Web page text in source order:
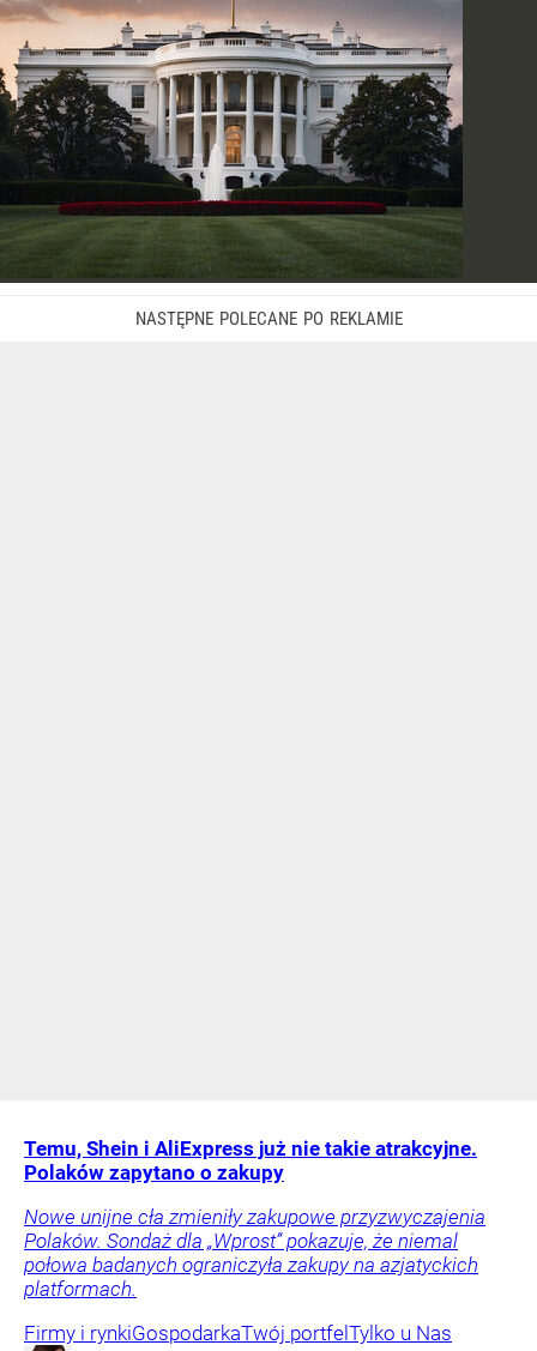
Temu, Shein i AliExpress już nie takie atrakcyjne.
Polaków zapytano o zakupy
Nowe unijne cła zmieniły zakupowe przyzwyczajenia
Polaków. Sondaż dla „Wprost” pokazuje, że niemal
połowa badanych ograniczyła zakupy na azjatyckich
platformach.
Firmy i rynkiGospodarkaTwój portfel Tylko u Nas